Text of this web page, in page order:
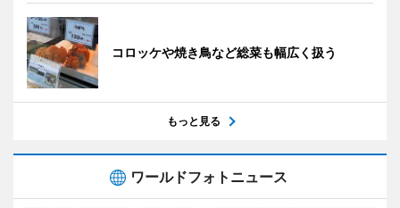
コロッケや焼き鳥など総菜も幅広く扱う
もっと見る
ワールドフォトニュース